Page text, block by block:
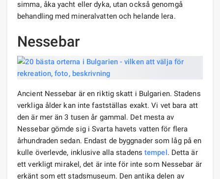
simma, åka yacht eller dyka, utan också genomgå
behandling med mineralvatten och helande lera.
Nessebar
Ancient Nessebar är en riktig skatt i Bulgarien. Stadens
verkliga ålder kan inte fastställas exakt. Vi vet bara att
den är mer än 3 tusen år gammal. Det mesta av
Nessebar gömde sig i Svarta havets vatten för flera
århundraden sedan. Endast de byggnader som låg på en
kulle överlevde, inklusive alla stadenstempel. Detta är
ett verkligt mirakel, det är inte för inte som Nessebar är
erkänt som ett stadsmuseum. Den antika delen av